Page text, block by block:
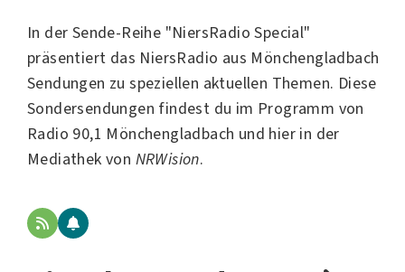
In der Sende-Reihe "NiersRadio Special"
präsentiert das NiersRadio aus Mönchengladbach
Sendungen zu speziellen aktuellen Themen. Diese
Sondersendungen findest du im Programm von
Radio 90,1 Mönchengladbach und hier in der
Mediathek von NRWision.